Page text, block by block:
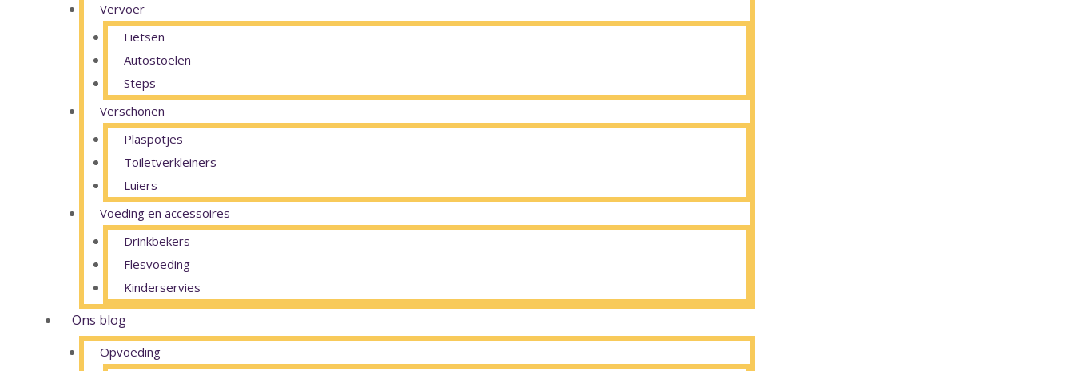
Vervoer
Fietsen
Autostoelen
Steps
Verschonen
Plaspotjes
Toiletverkleiners
Luiers
Voeding en accessoires
Drinkbekers
Flesvoeding
Kinderservies
Ons blog
Opvoeding